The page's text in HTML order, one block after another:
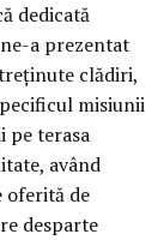
dedicată
a prezentat
clădiri,
misiunii
pe terasa
având
oferită de
desparte